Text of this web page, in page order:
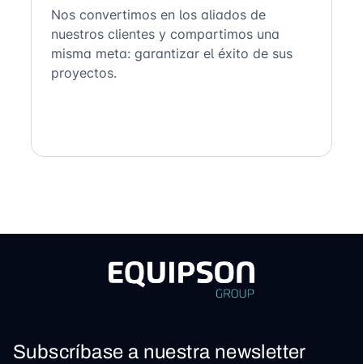
Nos convertimos en los aliados de
nuestros clientes y compartimos una
misma meta: garantizar el éxito de sus
proyectos.
Subscríbase a nuestra newsletter